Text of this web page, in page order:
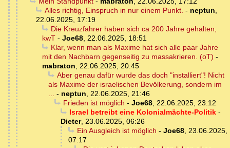
Alles richtig, Einspruch in nur einem Punkt. - neptun,
22.06.2025, 17:19
Die Kreuzfahrer haben sich ca 200 Jahre gehalten,
kwT - Joe68, 22.06.2025, 18:51
Klar, wenn man als Maxime hat sich alle paar Jahre
mit den Nachbarn gegenseitig zu massakrieren. (oT) -
mabraton, 22.06.2025, 20:45
Aber genau dafür wurde das doch "installiert"! Nicht
als Maxime der israelischen Bevölkerung, sondern im
... - neptun, 22.06.2025, 21:46
Frieden ist möglich - Joe68, 22.06.2025, 23:12
Israel betreibt eine Kolonialmächte-Politik-
Dieter, 23.06.2025, 06:26
Ein Ausgleich ist möglich - Joe68, 23.06.2025,
07:17